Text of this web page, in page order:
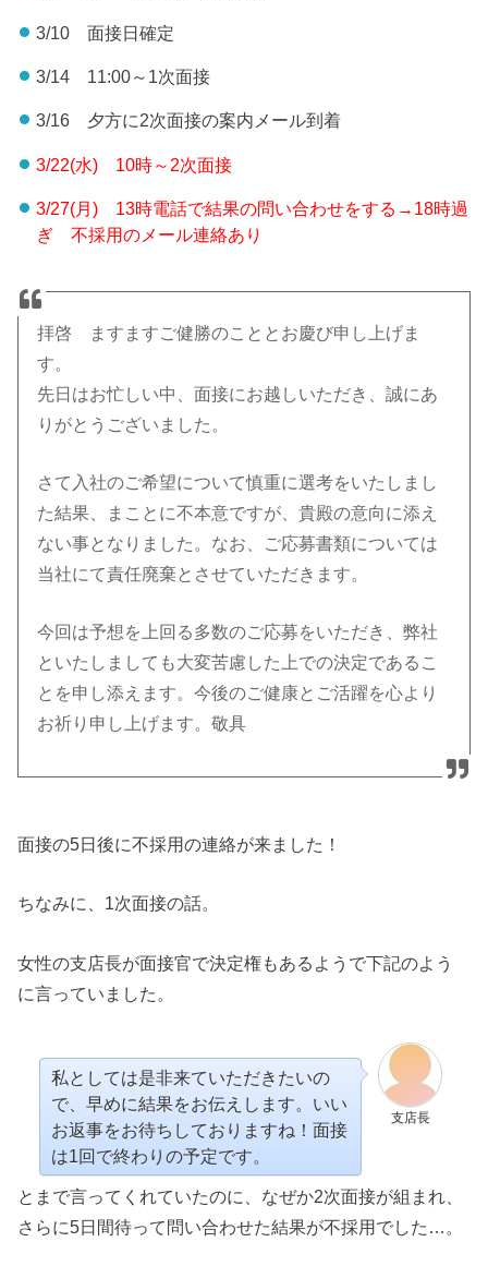
3/10 面接日確定
3/14 11:00～1次面接
3/16 夕方に2次面接の案内メール到着
3/22(水) 10時～2次面接
3/27(月) 13時電話で結果の問い合わせをする→18時過
ぎ 不採用のメール連絡あり
拝啓 ますますご健勝のこととお慶び申し上げま
す。
先日はお忙しい中、面接にお越しいただき、誠にあ
りがとうございました。
さて入社のご希望について慎重に選考をいたしまし
た結果、まことに不本意ですが、貴殿の意向に添え
ない事となりました。なお、ご応募書類については
当社にて責任廃棄とさせていただきます。
今回は予想を上回る多数のご応募をいただき、弊社
といたしましても大変苦慮した上での決定であるこ
とを申し添えます。今後のご健康とご活躍を心より
お祈り申し上げます。敬具
面接の5日後に不採用の連絡が来ました！
ちなみに、1次面接の話。
女性の支店長が面接官で決定権もあるようで下記のよう
に言っていました。
支店長
私としては是非来ていただきたいの
で、早めに結果をお伝えします。いい
お返事をお待ちしておりますね！面接
は1回で終わりの予定です。
とまで言ってくれていたのに、なぜか2次面接が組まれ、
さらに5日間待って問い合わせた結果が不採用でした…。